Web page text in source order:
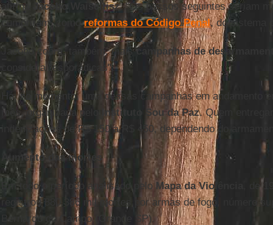
afirma
Jacobo Waiselfisz. "Os passos seguintes seriam
cumpriram, comoreformas do Código Penal, do sistema
Jacobo cobra, também, maiscampanhas de
considera "esporádicas".
Há, no momento, uma dessas campanhas em andamento
mês, organizada pelo
Instituto Sou da Paz. Quem
indenizações de R$ 150 a R$ 450, dependendo do
Aumento das mortes
Em todo o período analisado pelo Mapa da Violência
, de
registrou 880.386 mil mortes por armas de fogo, número
Bernardo do Campo (Grande SP).